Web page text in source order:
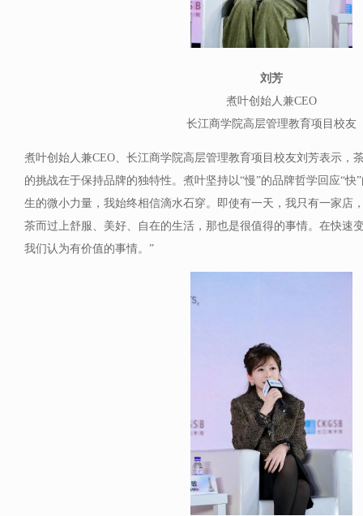
刘芳
煮叶创始人兼CEO
长江商学院高层管理教育项目校友
煮叶创始人兼CEO、长江商学院高层管理教育项目校友刘芳表示，
的挑战在于保持品牌的独特性。煮叶坚持以“慢”的品牌哲学回应“快
生的微小力量，我始终相信滴水石穿。即使有一天，我只有一家店
茶而过上舒服、美好、自在的生活，那也是很值得的事情。在快速
我们认为有价值的事情。”